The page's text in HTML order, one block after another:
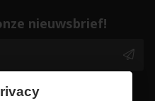
nieuwsbrief!
mijn gegevens te